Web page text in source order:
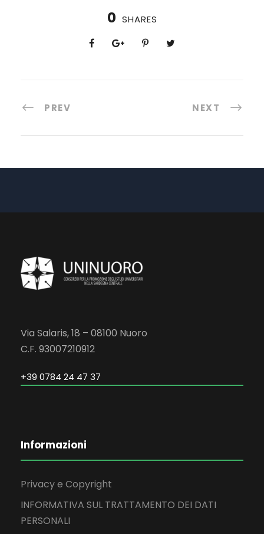
0 SHARES
PREV NEXT
Via Salaris, 18 – 08100 Nuoro
C.F. 93007210912
+39 0784 24 47 37
Informazioni
Privacy e Copyright
INFORMATIVA SUL TRATTAMENTO DEI DATI
PERSONALI